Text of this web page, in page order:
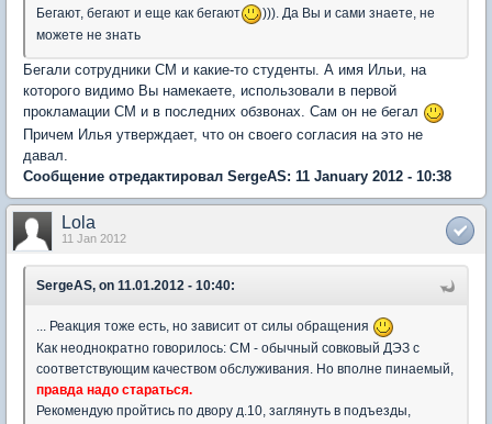
Бегают, бегают и еще как бегают
))). Да Вы и сами знаете, не
можете не знать
Бегали сотрудники СМ и какие-то студенты. А имя Ильи, на
которого видимо Вы намекаете, использовали в первой
прокламации СМ и в последних обзвонах. Сам он не бегал
Причем Илья утверждает, что он своего согласия на это не
давал.
Сообщение отредактировал SergeAS: 11 January 2012 - 10:38
Lola
11 Jan 2012
SergeAS, on 11.01.2012 - 10:40:
... Реакция тоже есть, но зависит от силы обращения
Как неоднократно говорилось: СМ - обычный совковый ДЭЗ с
соответствующим качеством обслуживания. Но вполне пинаемый,
правда надо стараться.
Рекомендую пройтись по двору д.10, заглянуть в подъезды,